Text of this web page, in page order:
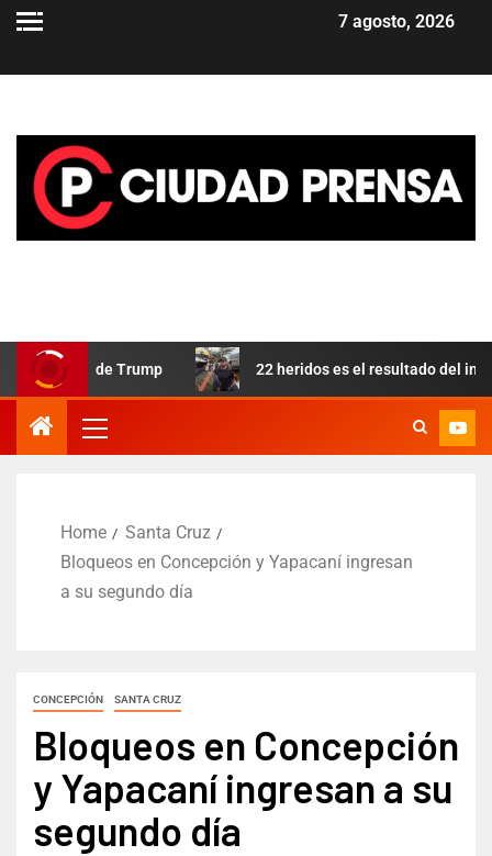
7 agosto, 2026
de Trump 22 heridos es el resultado del incendio
Home
Santa Cruz
Bloqueos en Concepción y Yapacaní ingresan
a su segundo día
CONCEPCIÓN SANTA CRUZ
Bloqueos en Concepción
y Yapacaní ingresan a su
segundo día